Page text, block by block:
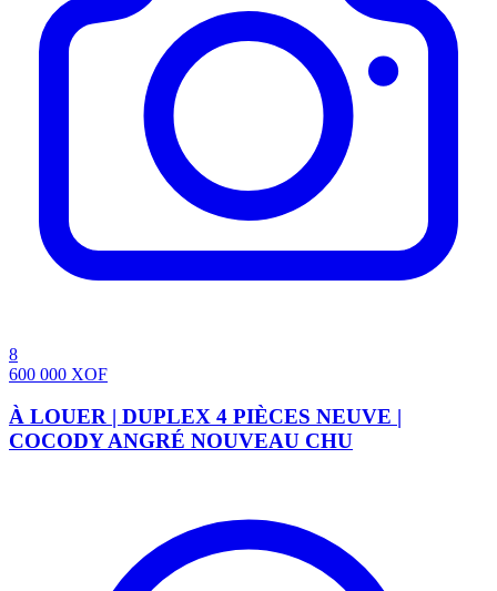
8
600 000 XOF
À LOUER | DUPLEX 4 PIÈCES NEUVE |
COCODY ANGRÉ NOUVEAU CHU